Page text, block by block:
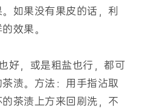
如果没有果皮的话，利
效果。
好，或是粗盐也行，都可
渍。方法：用手指沾取
茶渍上方来回刷洗，不